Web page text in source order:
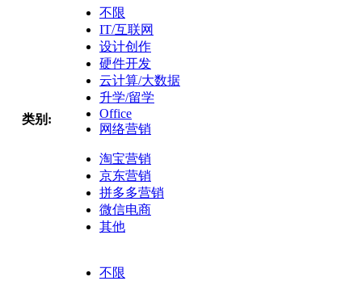
类别:
不限
IT/互联网
设计创作
硬件开发
云计算/大数据
升学/留学
Office
网络营销
淘宝营销
京东营销
拼多多营销
微信电商
其他
不限